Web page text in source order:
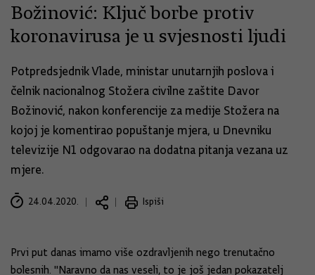
Božinović: Ključ borbe protiv
koronavirusa je u svjesnosti ljudi
Potpredsjednik Vlade, ministar unutarnjih poslova i
čelnik nacionalnog Stožera civilne zaštite Davor
Božinović, nakon konferencije za medije Stožera na
kojoj je komentirao popuštanje mjera, u Dnevniku
televizije N1 odgovarao na dodatna pitanja vezana uz
mjere.
24.04.2020. Ispiši
Prvi put danas imamo više ozdravljenih nego trenutačno
bolesnih. "Naravno da nas veseli, to je još jedan pokazatelj